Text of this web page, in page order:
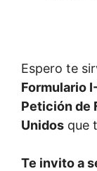
Espero te
Formulario
Petición de
Unidos que
Te invito a